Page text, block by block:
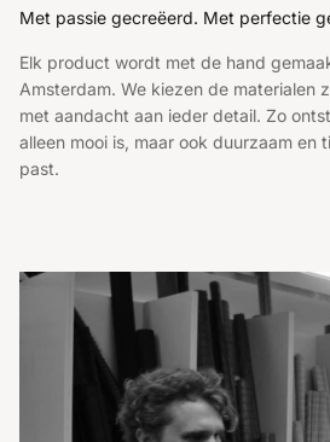
Met passie gecreëerd. Met perfectie
Elk product wordt met de hand
Amsterdam. We kiezen de materialen
met aandacht aan ieder detail. Zo
alleen mooi is, maar ook duurzaam en
past.